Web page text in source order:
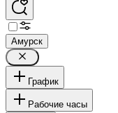
Амурск
График
Рабочие часы